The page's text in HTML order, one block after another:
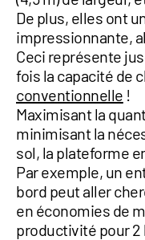
De plus, elles ont
impressionnante,
Ceci représente
fois la capacité de
conventionnelle !
Maximisant la
minimisant la
sol, la plateforme
Par exemple, un
bord peut aller
en économies de
productivité pour 2